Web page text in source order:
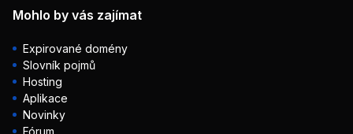
Mohlo by vás zajímat
Expirované domény
Slovník pojmů
Hosting
Aplikace
Novinky
Fórum